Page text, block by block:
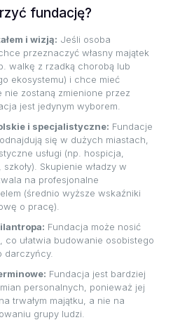
fundację?
i wizją: Jeśli osoba
przeznaczyć własny majątek
walkę z rzadką chorobą lub
ekosystemu) i chce mieć
zostaną zmienione przez
jest jedynym wyborem.
i specjalistyczne: Fundacje
się w dużych miastach,
usługi (np. hospicja,
Skupienie władzy w
na profesjonalne
(średnio wyższe wskaźniki
o pracę).
Fundacja może nosić
co ułatwia budowanie osobistego
darczyńcy.
Fundacja jest bardziej
personalnych, ponieważ jej
trwałym majątku, a nie na
grupy ludzi.